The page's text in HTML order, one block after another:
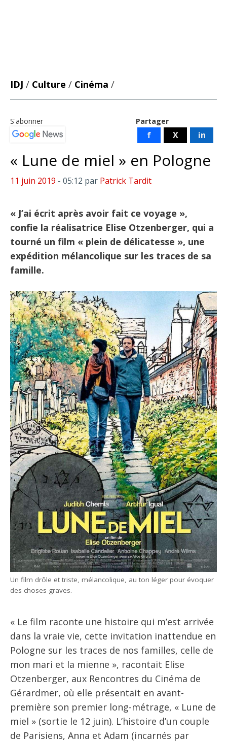
IDJ / Culture / Cinéma /
Partager
f X in
S'abonner
« Lune de miel » en Pologne
11 juin 2019 - 05:12 par Patrick Tardit
« J’ai écrit après avoir fait ce voyage »,
confie la réalisatrice Elise Otzenberger, qui a
tourné un film « plein de délicatesse », une
expédition mélancolique sur les traces de sa
famille.
Un film drôle et triste, mélancolique, au ton léger pour évoquer
des choses graves.
« Le film raconte une histoire qui m’est arrivée
dans la vraie vie, cette invitation inattendue en
Pologne sur les traces de nos familles, celle de
mon mari et la mienne », racontait Elise
Otzenberger, aux Rencontres du Cinéma de
Gérardmer, où elle présentait en avant-
première son premier long-métrage, « Lune de
miel » (sortie le 12 juin). L’histoire d’un couple
de Parisiens, Anna et Adam (incarnés par